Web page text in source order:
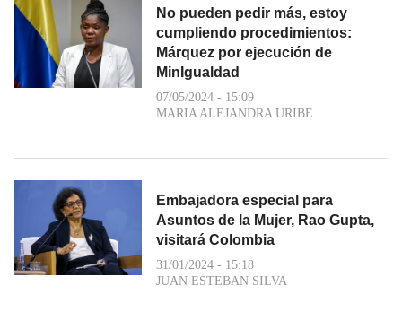
No pueden pedir más, estoy
cumpliendo procedimientos:
Márquez por ejecución de
MinIgualdad
07/05/2024 - 15:09
MARIA ALEJANDRA URIBE
Embajadora especial para
Asuntos de la Mujer, Rao Gupta,
visitará Colombia
31/01/2024 - 15:18
JUAN ESTEBAN SILVA